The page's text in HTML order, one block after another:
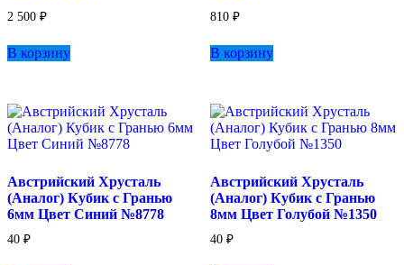
2 500 ₽
В корзину
810 ₽
В корзину
Австрийский Хрусталь
(Аналог) Кубик с Гранью
6мм Цвет Синий №8778
40 ₽
Австрийский Хрусталь
(Аналог) Кубик с Гранью
8мм Цвет Голубой №1350
40 ₽